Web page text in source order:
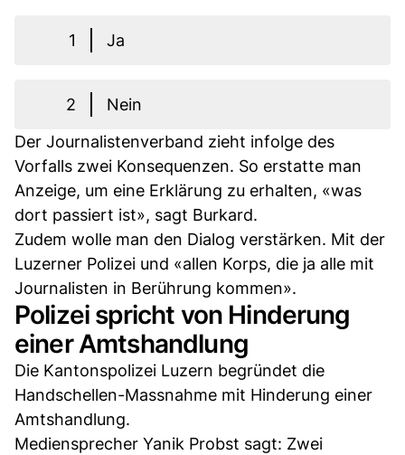
1 Ja
2
Nein
Der Journalistenverband zieht infolge des
Vorfalls zwei Konsequenzen. So erstatte man
Anzeige, um eine Erklärung zu erhalten, «was
dort passiert ist», sagt Burkard.
Zudem wolle man den Dialog verstärken. Mit der
Luzerner Polizei und «allen Korps, die ja alle mit
Journalisten in Berührung kommen».
Polizei spricht von Hinderung
einer Amtshandlung
Die Kantonspolizei Luzern begründet die
Handschellen-Massnahme mit Hinderung einer
Amtshandlung.
Mediensprecher Yanik Probst sagt: Zwei